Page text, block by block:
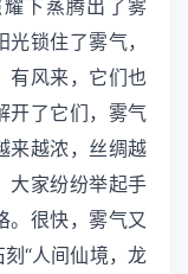
下蒸腾出了雾
锁住了雾气，
有风来，它们也
开了它们，雾气
来越浓，丝绸越
大家纷纷举起手
。很快，雾气又
“人间仙境，龙